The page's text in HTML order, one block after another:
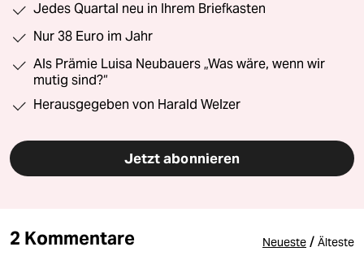
Jedes Quartal neu in Ihrem Briefkasten
Nur 38 Euro im Jahr
Als Prämie Luisa Neubauers „Was wäre, wenn wir
mutig sind?“
Herausgegeben von Harald Welzer
Jetzt abonnieren
2 Kommentare Neueste / Älteste